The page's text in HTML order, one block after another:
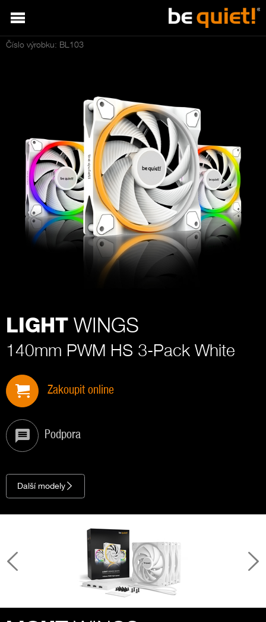
Číslo výrobku: BL103
LIGHT WINGS
140mm PWM HS 3-Pack White
Zakoupit online
Podpora
Další modely